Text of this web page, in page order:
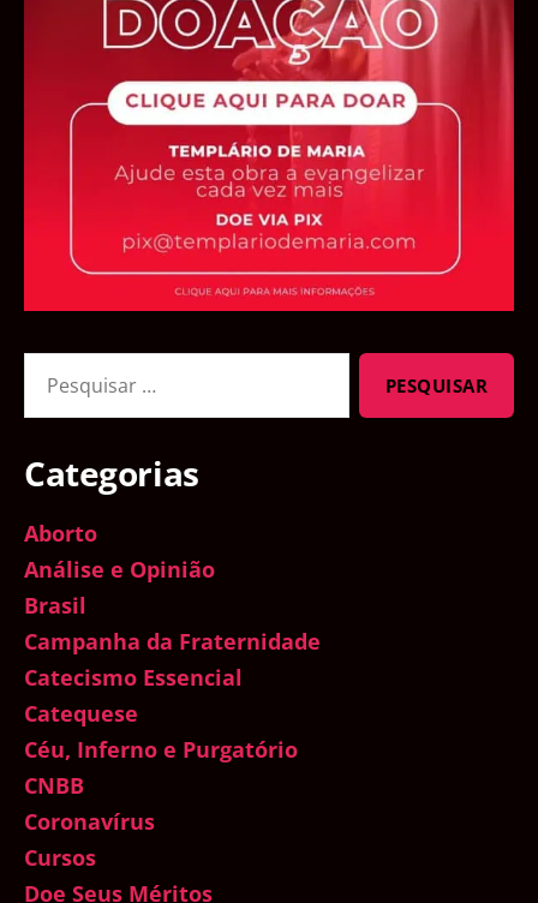
por:
Categorias
Aborto
Análise e Opinião
Brasil
Campanha da Fraternidade
Catecismo Essencial
Catequese
Céu, Inferno e Purgatório
CNBB
Coronavírus
Cursos
Doe Seus Méritos